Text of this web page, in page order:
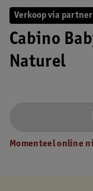
Verkoop via partner
Cabino
Naturel
Momenteel online